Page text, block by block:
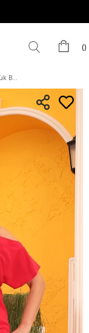
Askılı Büyük Beden Fuşya Bluz